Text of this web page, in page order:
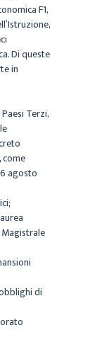
F1,
Di queste
in
Terzi,
come
agosto
di